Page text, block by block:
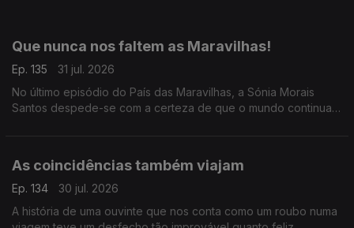
Que nunca nos faltem as Maravilhas!
Ep. 135
31 jul. 2026
No último episódio do País das Maravilhas, a Sónia Morais
Santos despede-se com a certeza de que o mundo continua
As coincidências também viajam
Ep. 134
30 jul. 2026
A história de uma ouvinte que nos conta como um roubo numa